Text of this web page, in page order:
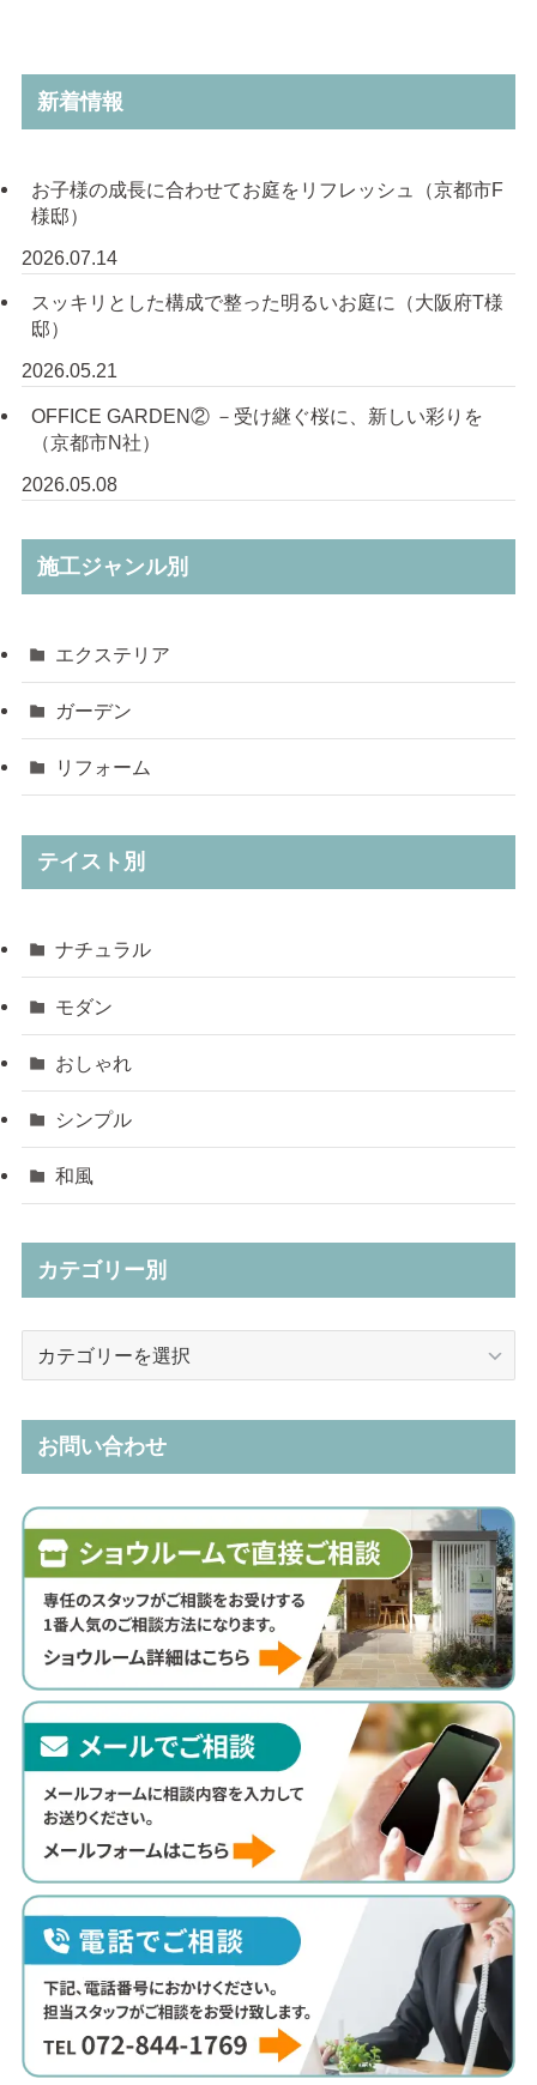
新着情報
お子様の成長に合わせてお庭をリフレッシュ（京都市F
様邸）
2026.07.14
スッキリとした構成で整った明るいお庭に（大阪府T様
邸）
2026.05.21
OFFICE GARDEN② －受け継ぐ桜に、新しい彩りを
（京都市N社）
2026.05.08
施工ジャンル別
エクステリア
ガーデン
リフォーム
テイスト別
ナチュラル
モダン
おしゃれ
シンプル
和風
カテゴリー別
お問い合わせ